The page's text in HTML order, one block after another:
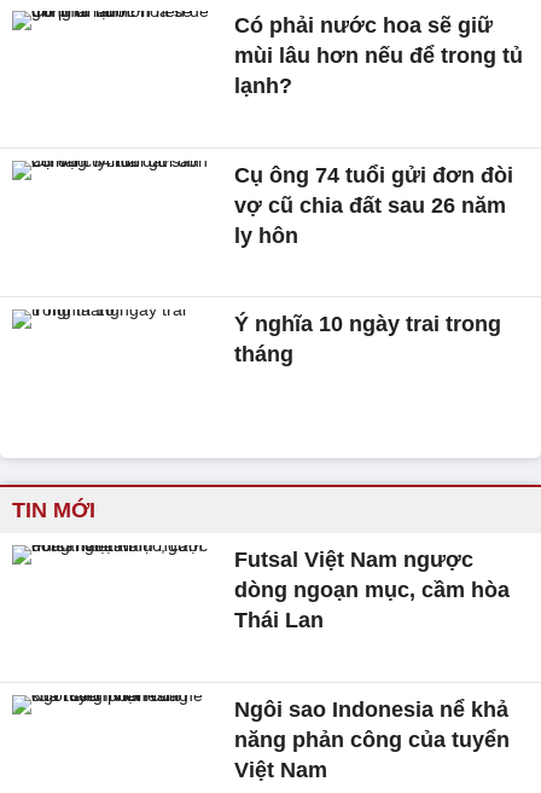
Có phải nước hoa sẽ giữ
mùi lâu hơn nếu để trong tủ
lạnh?
Cụ ông 74 tuổi gửi đơn đòi
vợ cũ chia đất sau 26 năm
ly hôn
Ý nghĩa 10 ngày trai trong
tháng
TIN MỚI
Futsal Việt Nam ngược
dòng ngoạn mục, cầm hòa
Thái Lan
Ngôi sao Indonesia nể khả
năng phản công của tuyển
Việt Nam